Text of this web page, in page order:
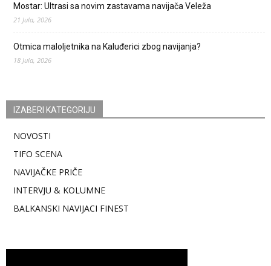
Mostar: Ultrasi sa novim zastavama navijača Veleža
21 Jula, 2026
Otmica maloljetnika na Kaluđerici zbog navijanja?
18 Jula, 2026
IZABERI KATEGORIJU
NOVOSTI
TIFO SCENA
NAVIJAČKE PRIČE
INTERVJU & KOLUMNE
BALKANSKI NAVIJACI FINEST